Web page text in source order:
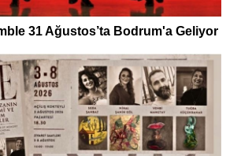
31 Ağustos’ta Bodrum'a Geliyor